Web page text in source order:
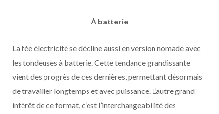
À batterie
La fée électricité se décline aussi en version nomade avec
les tondeuses à batterie. Cette tendance grandissante
vient des progrès de ces dernières, permettant désormais
de travailler longtemps et avec puissance. L’autre grand
intérêt de ce format, c’est l’interchangeabilité des